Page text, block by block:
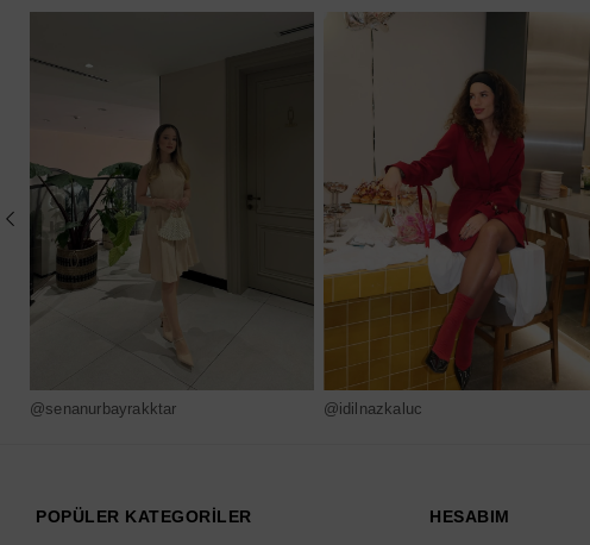
@senanurbayrakktar @idilnazkaluc
POPÜLER KATEGORİLER HESABIM